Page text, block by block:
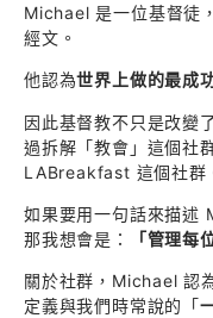
Michael 是一位基督徒
經文。
他認為世界上做的最成
因此基督教不只是改變
過拆解「教會」這個社
LABreakfast 這個社群
如果要用一句話來描述
那我想會是：
「管理每
關於社群，Michael 認
定義與我們時常說的「